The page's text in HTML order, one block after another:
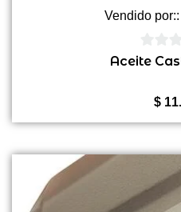
Vendido por::
0
Aceite
$